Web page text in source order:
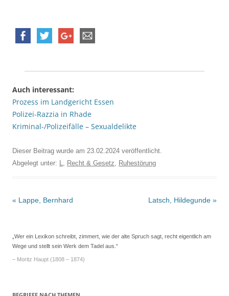
Auch interessant:
Prozess im Landgericht Essen
Polizei-Razzia in Rhade
Kriminal-/Polizeifälle – Sexualdelikte
Dieser Beitrag wurde am 23.02.2024 veröffentlicht.
Abgelegt unter: L Recht & Gesetz Ruhestörung
Beitrags-
« Lappe, Bernhard Latsch, Hildegunde »
„Wer ein Lexikon schreibt, zimmert, wie der alte Spruch sagt, recht eigentlich am
Wege und stellt sein Werk dem Tadel aus.“
– Moritz Haupt (1808 – 1874)